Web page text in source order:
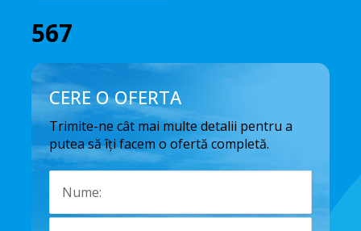
567
CERE O OFERTA
Trimite-ne cât mai multe detalii pentru a
putea să îți facem o ofertă completă.